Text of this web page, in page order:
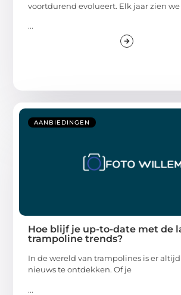
voortdurend evolueert. Elk jaar zien we
...
AANBIEDINGEN
Hoe blijf je up-to-date met de
trampoline trends?
In de wereld van trampolines is er
nieuws te ontdekken. Of je
...